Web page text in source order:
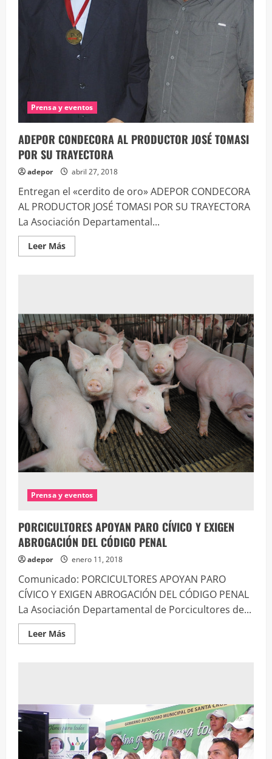
Prensa y eventos
ADEPOR CONDECORA AL PRODUCTOR JOSÉ TOMASI
POR SU TRAYECTORA
adepor abril 27, 2018
Entregan el «cerdito de oro» ADEPOR CONDECORA
AL PRODUCTOR JOSÉ TOMASI POR SU TRAYECTORA
La Asociación Departamental...
Leer MásLeer
más
JOSÉ
TOMASI
POR
SU
TRAYECTORA
Prensa y eventos
PORCICULTORES APOYAN PARO CÍVICO Y EXIGEN
ABROGACIÓN DEL CÓDIGO PENAL
adepor enero 11, 2018
Comunicado: PORCICULTORES APOYAN PARO
CÍVICO Y EXIGEN ABROGACIÓN DEL CÓDIGO PENAL
La Asociación Departamental de Porcicultores de...
Leer MásLeer
más
EXIGEN
ABROGACIÓN
DEL
CÓDIGO
PENAL